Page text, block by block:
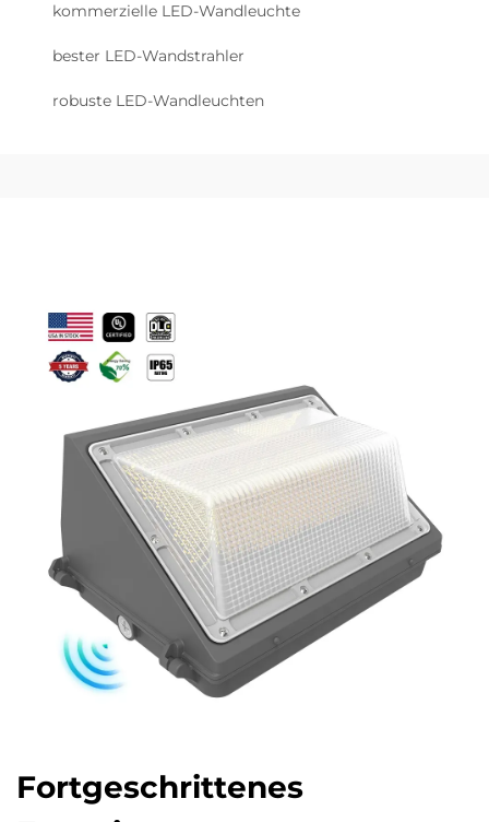
kommerzielle LED-Wandleuchte
bester LED-Wandstrahler
robuste LED-Wandleuchten
Fortgeschrittenes